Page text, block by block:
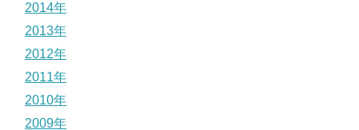
2014年
2013年
2012年
2011年
2010年
2009年